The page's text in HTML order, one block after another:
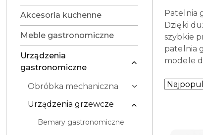
Akcesoria kuchenne
Meble gastronomiczne
Urządzenia
gastronomiczne
Obróbka mechaniczna
Urządzenia grzewcze
Bemary gastronomiczne
Patelnia
Dzięki
szybkie
patelnia
modele
Sortuj